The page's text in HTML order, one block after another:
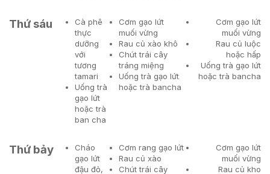
Thứ sáu
Cà phê
thực
dưỡng
với
tương
tamari
Uống trà
gạo lứt
hoặc trà
ban cha
Cơm gạo lứt
muối vừng
Rau củ xào khô
Chút trái cây
tráng miệng
Uống trà gạo lứt
hoặc trà bancha
Cơm gạo lứt
muối vừng
Rau củ luộc
hoặc hấp
Uống trà gạo lứt
hoặc trà bancha
Thứ bảy
Cháo
gạo lứt
đậu đỏ,
Cơm rang gạo lứt
Rau củ xào
Chút trái cây
Cơm gạo lứt
muối vừng
Rau củ kho